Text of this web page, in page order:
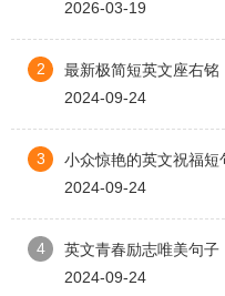
2026-03-19
2
最新极简短英文座右铭
2024-09-24
3
小众惊艳的英文祝福短
2024-09-24
4
英文青春励志唯美句子
2024-09-24